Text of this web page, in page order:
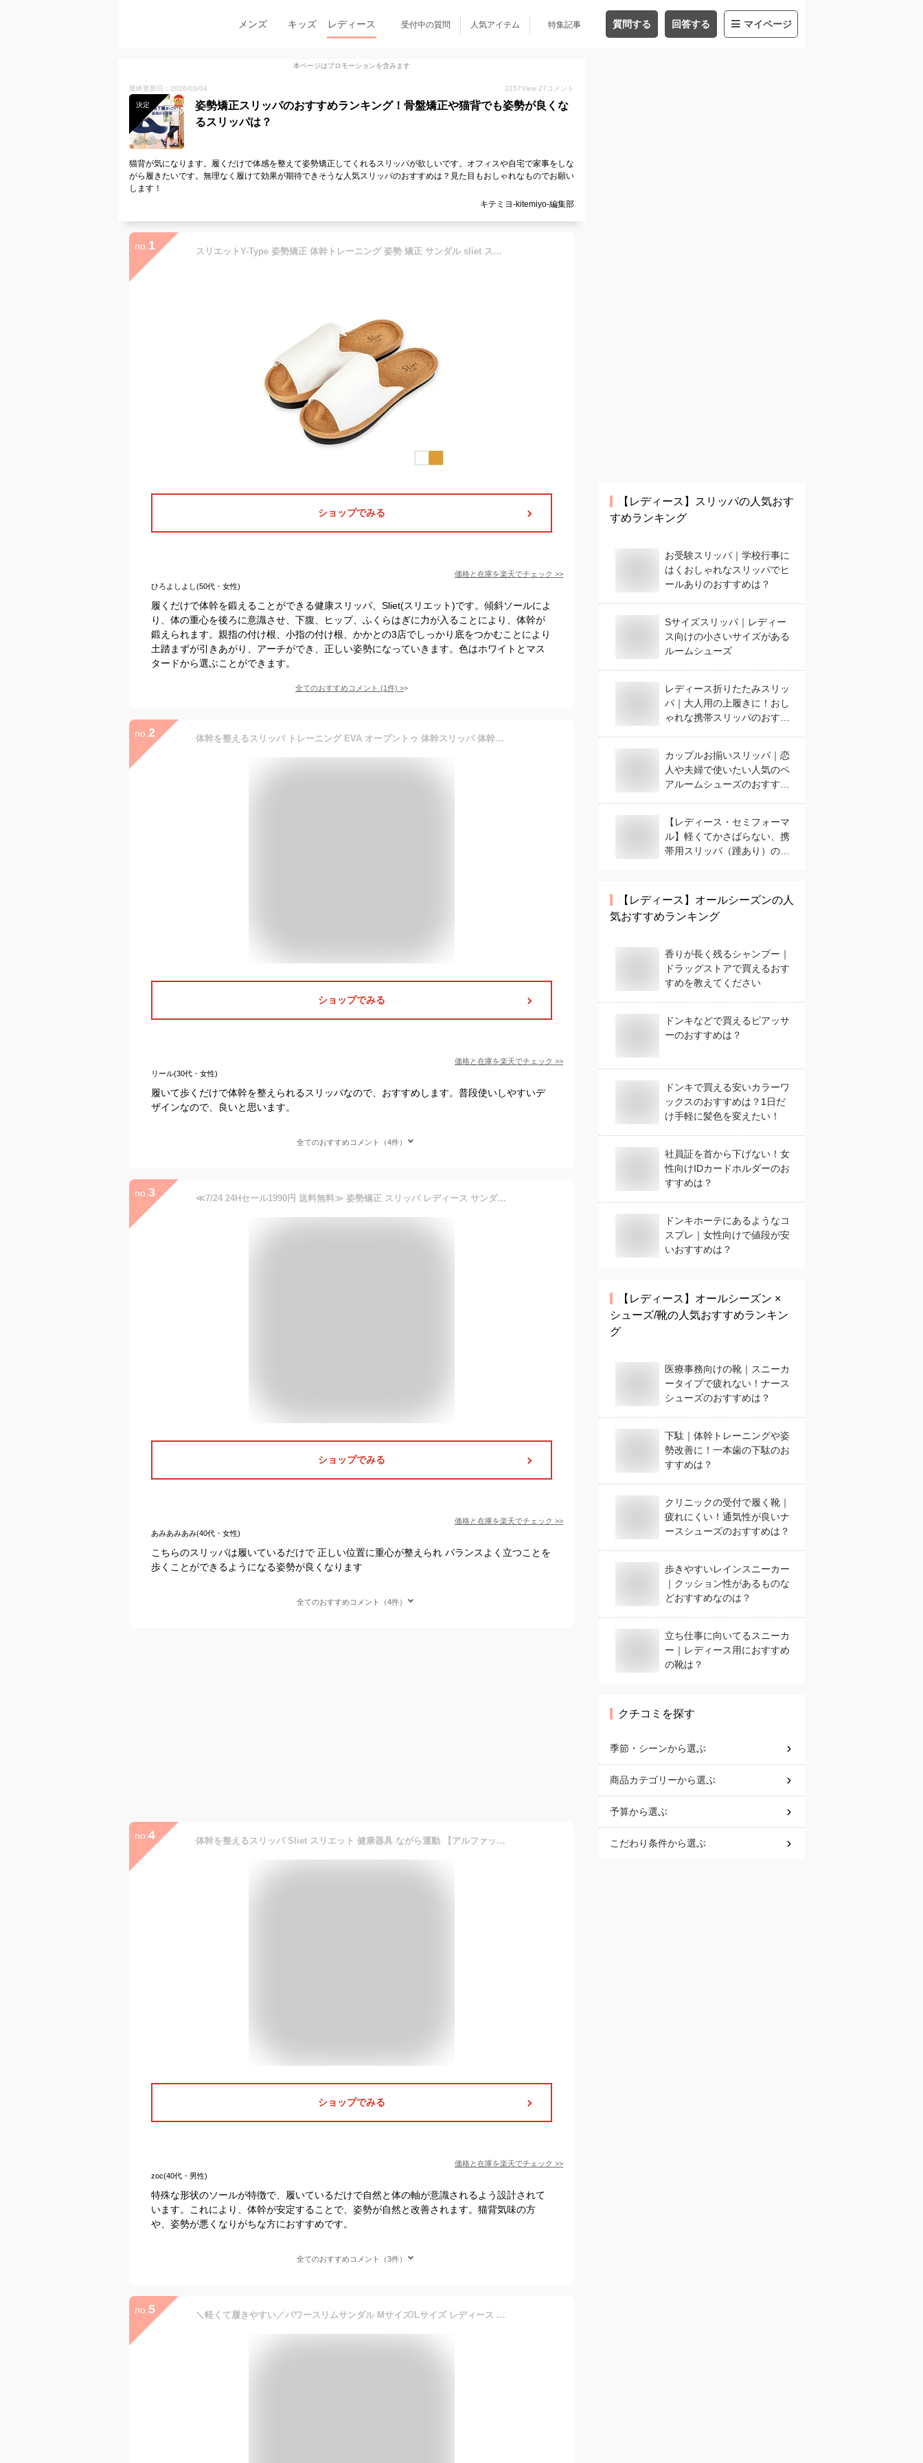
メンズ キッズ レディース 受付中の質問 人気アイテム 特集記事 質問する 回答する マイページ
本ページはプロモーションを含みます
最終更新日：2026/03/04 3157View 27 コメント
決定
姿勢矯正スリッパのおすすめランキング！骨盤矯正や猫背でも姿勢が良くな
るスリッパは？
猫背が気になります。履くだけで体感を整えて姿勢矯正してくれるスリッパが欲しいです。オフィスや自宅で家事をしな
がら履きたいです。無理なく履けて効果が期待できそうな人気スリッパのおすすめは？見た目もおしゃれなものでお願い
します！
キテミヨ-kitemiyo-編集部
no. 1 スリエットY-Type 姿勢矯正 体幹トレーニング 姿勢 矯正 サンダル sliet スリエット y-type スリッパ 健康サンダル 健康スリッパ 室内 レディース
ショップでみる
価格と在庫を楽天でチェック >>
ひろよしよし(50代・女性)
履くだけで体幹を鍛えることができる健康スリッパ、Sliet(スリエット)です。傾斜ソールによ
り、体の重心を後ろに意識させ、下腹、ヒップ、ふくらはぎに力が入ることにより、体幹が
鍛えられます。親指の付け根、小指の付け根、かかとの3店でしっかり底をつかむことにより
土踏まずが引きあがり、アーチができ、正しい姿勢になっていきます。色はホワイトとマス
タードから選ぶことができます。
全てのおすすめコメント (1件) >
no. 2 体幹を整えるスリッパ トレーニング EVA オープントゥ 体幹スリッパ 体幹を整えるスリッパ レディース 健康スリッパ 姿勢矯正 美姿勢 ストレッチ 体幹トレーニング 室内履き ルームシューズ内 かわいい
ショップでみる
価格と在庫を楽天でチェック >>
リール(30代・女性)
履いて歩くだけで体幹を整えられるスリッパなので、おすすめします。普段使いしやすいデ
ザインなので、良いと思います。
全てのおすすめコメント（4件）
no. 3 ≪7/24 24Hセール1990円 送料無料≫ 姿勢矯正 スリッパ レディース サンダル ママ 美容 健康 おしゃれ 無地 健康サンダル ながら矯正 姿勢 トレーニング ママサンダル シューズ くつ ストレッチ 30代 40代 50代 筋トレ ながら運動 ながら筋トレ [I2460]【送料無料】
ショップでみる
価格と在庫を楽天でチェック >>
あみあみあみ(40代・女性)
こちらのスリッパは履いているだけで 正しい位置に重心が整えられ バランスよく立つことを
歩くことができるようになる姿勢が良くなります
全てのおすすめコメント（4件）
no. 4 体幹を整えるスリッパ Sliet スリエット 健康器具 ながら運動 【アルファックス】【AP-508502 AP-508526 AP-508519】 【姿勢矯正 室内サンダル 履くだけ】 【体幹トレーニング 美姿勢 ダイエットスリッパ】
ショップでみる
価格と在庫を楽天でチェック >>
zoc(40代・男性)
特殊な形状のソールが特徴で、履いているだけで自然と体の軸が意識されるよう設計されて
います。これにより、体幹が安定することで、姿勢が自然と改善されます。猫背気味の方
や、姿勢が悪くなりがちな方におすすめです。
全てのおすすめコメント（3件）
no. 5 ＼軽くて履きやすい／パワースリムサンダル Mサイズ/Lサイズ レディース ネイビー/アイボリー 体幹トレーニング ダイエットサンダル ダイエットスリッパ 下腹 ぽっこり 猫背 姿勢 矯正 家事 室内履き オフィス 洗える 軽量 静か
【レディース】 スリッパの人気おす
すめランキング
お受験スリッパ｜学校行事に
はくおしゃれなスリッパでヒ
ールありのおすすめは？
Sサイズスリッパ｜レディー
ス向けの小さいサイズがある
ルームシューズ
レディース折りたたみスリッ
パ｜大人用の上履きに！おし
ゃれな携帯スリッパのおすす
カップルお揃いスリッパ｜恋
人や夫婦で使いたい人気のペ
アルームシューズのおすすめ
【レディース・セミフォーマ
ル】軽くてかさばらない、携
帯用スリッパ（踵あり）のお
【レディース】 オールシーズンの人
気おすすめランキング
香りが長く残るシャンプー｜
ドラッグストアで買えるおす
すめを教えてください
ドンキなどで買えるピアッサ
ーのおすすめは？
ドンキで買える安いカラーワ
ックスのおすすめは？1日だ
け手軽に髪色を変えたい！
社員証を首から下げない！女
性向けIDカードホルダーのお
すすめは？
ドンキホーテにあるようなコ
スプレ｜女性向けで値段が安
いおすすめは？
【レディース】 オールシーズン ×
シューズ/靴の人気おすすめランキン
グ
医療事務向けの靴｜スニーカ
ータイプで疲れない！ナース
シューズのおすすめは？
下駄｜体幹トレーニングや姿
勢改善に！一本歯の下駄のお
すすめは？
クリニックの受付で履く靴｜
疲れにくい！通気性が良いナ
ースシューズのおすすめは？
歩きやすいレインスニーカー
｜クッション性があるものな
どおすすめなのは？
立ち仕事に向いてるスニーカ
ー｜レディース用におすすめ
の靴は？
クチコミを探す
季節・シーンから選ぶ
商品カテゴリーから選ぶ
予算から選ぶ
こだわり条件から選ぶ